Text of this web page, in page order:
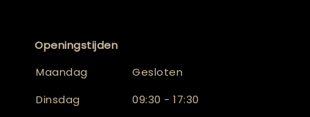
Openingstijden
Maandag
Gesloten
Dinsdag
09:30 - 17:30